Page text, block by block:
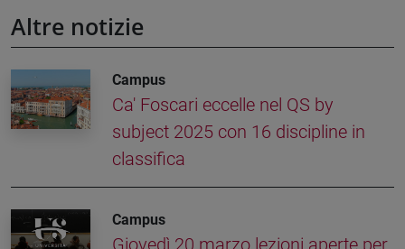
Altre notizie
Campus
Ca' Foscari eccelle nel QS by
subject 2025 con 16 discipline in
classifica
Campus
Giovedì 20 marzo lezioni aperte per